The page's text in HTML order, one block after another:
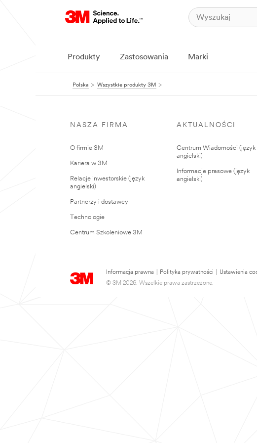
Produkty Zastosowania Marki
Polska Wszystkie produkty 3M
NASZA FIRMA
O firmie 3M
Kariera w 3M
Relacje inwestorskie (język
angielski)
Partnerzy i dostawcy
Technologie
Centrum Szkoleniowe 3M
AKTUALNOŚCI
Centrum Wiadomości (język
angielski)
Informacje prasowe (język
angielski)
Informacja prawna Polityka prywatności
Ustawienia
© 3M 2026. Wszelkie prawa zastrzeżone.